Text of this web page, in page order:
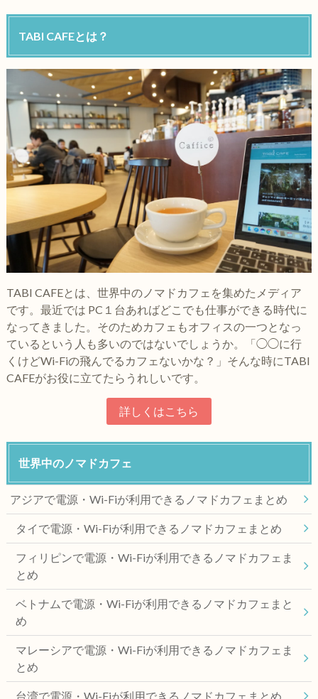
TABI CAFEとは？
TABI CAFEとは、世界中のノマドカフェを集めたメディア
です。最近では PC１台あればどこでも仕事ができる時代に
なってきました。そのためカフェもオフィスの一つとなっ
ているという人も多いのではないでしょうか。「◯◯に行
くけどWi-Fiの飛んでるカフェないかな？」そんな時にTABI
CAFEがお役に立てたらうれしいです。
詳しくはこちら
世界中のノマドカフェ
アジアで電源・Wi-Fiが利用できるノマドカフェまとめ
タイで電源・Wi-Fiが利用できるノマドカフェまとめ
フィリピンで電源・Wi-Fiが利用できるノマドカフェま
とめ
ベトナムで電源・Wi-Fiが利用できるノマドカフェまと
め
マレーシアで電源・Wi-Fiが利用できるノマドカフェま
とめ
台湾で電源・Wi-Fiが利用できるノマドカフェまとめ